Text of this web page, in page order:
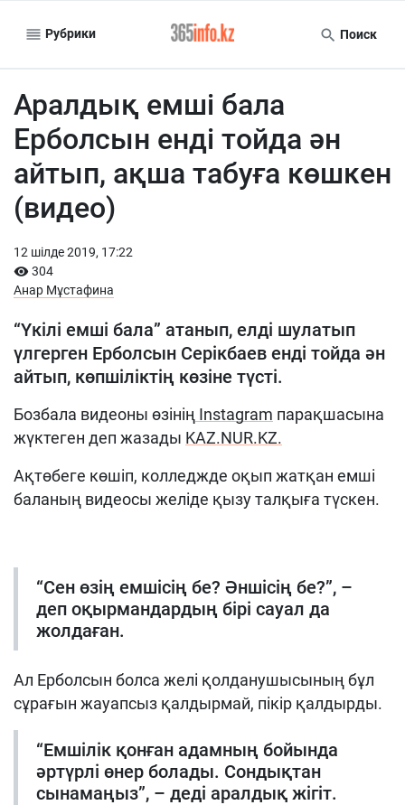
Рубрики Поиск
Аралдық емші бала
Ерболсын енді тойда ән
айтып, ақша табуға көшкен
(видео)
12 шiлде 2019, 17:22
304
Анар Мұстафина
“Үкілі емші бала” атанып, елді шулатып
үлгерген Ерболсын Серікбаев енді тойда ән
айтып, көпшіліктің көзіне түсті.
Бозбала видеоны өзінің Instagram парақшасына
жүктеген деп жазады KAZ.NUR.KZ.
Ақтөбеге көшіп, колледжде оқып жатқан емші
баланың видеосы желіде қызу талқыға түскен.
“Сен өзің емшісің бе? Әншісің бе?”, –
деп оқырмандардың бірі сауал да
жолдаған.
Ал Ерболсын болса желі қолданушысының бұл
сұрағын жауапсыз қалдырмай, пікір қалдырды.
“Емшілік қонған адамның бойында
әртүрлі өнер болады. Сондықтан
сынамаңыз”, – деді аралдық жігіт.